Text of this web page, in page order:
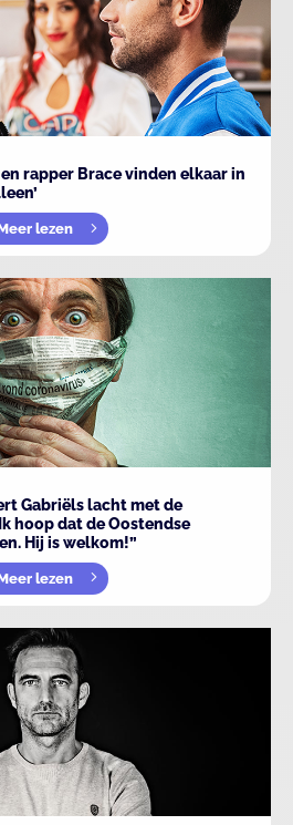
rapper Brace vinden elkaar in
lezen
Gabriëls lacht met de
hoop dat de Oostendse
Hij is welkom!”
lezen